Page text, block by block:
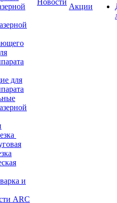
для
и
ARC
Новости
Акции